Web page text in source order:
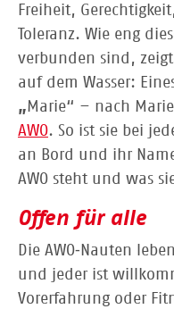
Freiheit,
Toleranz. Wie eng
verbunden sind,
auf dem Wasser:
„Marie“ – nach
AWO. So ist sie bei
an Bord und ihr
AWO steht und was
Offen für alle
Die AWO‑Nauten
und jeder ist
Vorerfahrung oder